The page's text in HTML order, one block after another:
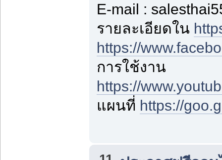
E-mail :
รายละเอียดใน
https://
การใช้งาน
https://
แผนที่ https://